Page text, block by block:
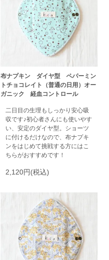
布ナプキン ダイヤ型 ペパーミン
トチョコレイト（普通の日用）オー
ガニック 経血コントロール
二日目の生理もしっかり安心吸
収です♪初心者さんにも使いやす
い、安定のダイヤ型。ショーツ
に付けるだけなので、布ナプキ
ンをはじめて挑戦する方にはこ
ちらがおすすめです！
2,120円(税込)